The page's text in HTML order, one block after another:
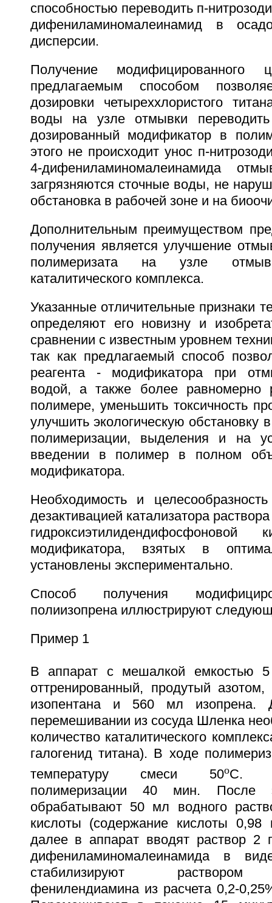
способностью переводить п-
дифениламиномалеинамид в
дисперсии.
Получение модифицированного
предлагаемым способом
дозировки четыреххлористого
воды на узле отмывки
дозированный модификатор в
этого не происходит унос п-
4-дифениламиномалеинамида
загрязняются сточные воды, не
обстановка в рабочей зоне и на
Дополнительным преимуществом
получения является улучшение
полимеризата на узле
каталитического комплекса.
Указанные отличительные признаки
определяют его новизну и
сравнении с известным уровнем
так как предлагаемый способ
реагента - модификатора при
водой, а также более равномерно
полимере, уменьшить токсичность
улучшить экологическую обстановку
полимеризации, выделения и на
введении в полимер в полном
модификатора.
Необходимость и
дезактивацией катализатора
модификатора, взятых в
установлены экспериментально.
Способ получения
полиизопрена иллюстрируют
Пример 1
В аппарат с мешалкой емкостью 5
оттренированный, продутый
изопентана и 560 мл изопрена.
перемешивании из сосуда Шленка
количество каталитического
галогенид титана). В ходе
температуру смеси 50oС.
полимеризации 40 мин. После
обрабатывают 50 мл водного
кислоты (содержание кислоты
далее в аппарат вводят раствор 2
дифениламиномалеинамида в
стабилизируют раствором
фенилендиамина из расчета 0,2-